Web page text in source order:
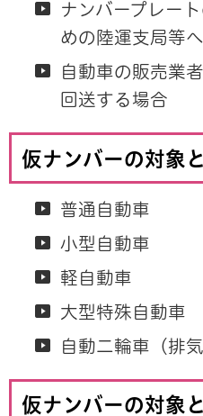
ナンバープレー
めの陸運支局等
自動車の販売業
回送する場合
仮ナンバーの対象
普通自動車
小型自動車
軽自動車
大型特殊自動車
自動二輪車（排
仮ナンバーの対象